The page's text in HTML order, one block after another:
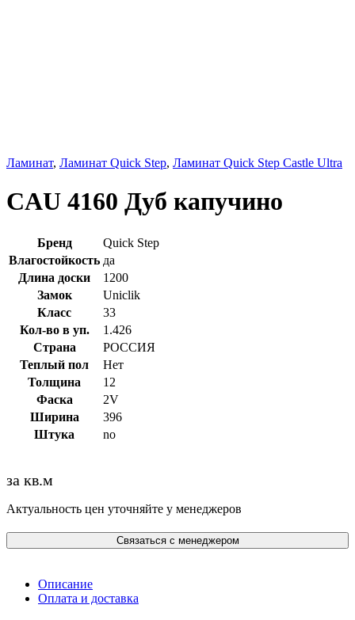
Ламинат, Ламинат Quick Step, Ламинат Quick Step Castle Ultra
CAU 4160 Дуб капучино
Бренд
Quick Step
Влагостойкость да
Длина доски
1200
Замок
Uniclik
Класс
33
Кол-во в уп.
1.426
Страна
РОССИЯ
Теплый пол
Нет
Толщина
12
Фаска
2V
Ширина
396
Штука
no
за кв.м
Актуальность цен уточняйте у менеджеров
Связаться с менеджером
Описание
Оплата и доставка